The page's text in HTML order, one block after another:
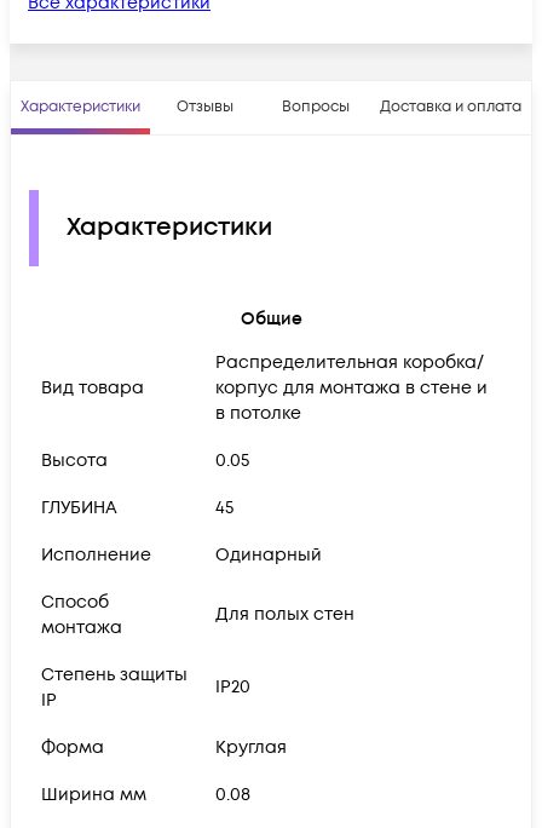
Характеристики Отзывы Вопросы Доставка и оплата
Характеристики
Общие
Вид товара
Распределительная коробка/
корпус для монтажа в стене и
в потолке
Высота 0.05
ГЛУБИНА 45
Исполнение Одинарный
Способ
монтажа
Для полых стен
Степень защиты
IP
IP20
Форма Круглая
Ширина мм 0.08